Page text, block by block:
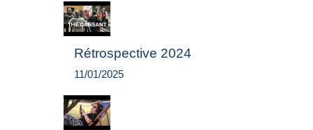
Rétrospective 2024
11/01/2025